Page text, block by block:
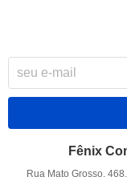
Fênix
Rua Mato Grosso,